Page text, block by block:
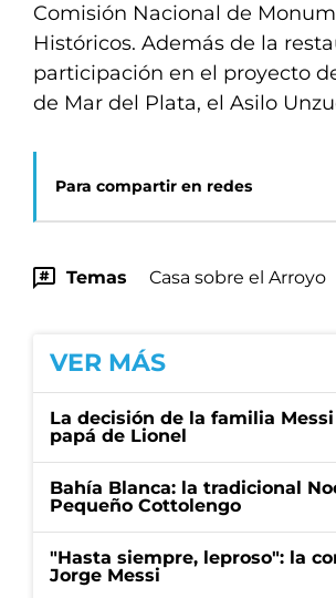
Comisión Nacional de
Históricos. Además de la
participación en el proyecto
de Mar del Plata, el Asilo
Para compartir en redes
Temas Casa sobre el Arroyo
VER MÁS
La decisión de la familia
papá de Lionel
Bahía Blanca: la tradicional
Pequeño Cottolengo
"Hasta siempre, leproso": la
Jorge Messi